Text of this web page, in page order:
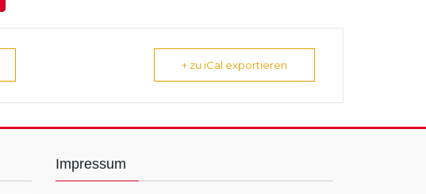
+ zu iCal exportieren
Impressum